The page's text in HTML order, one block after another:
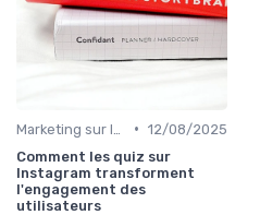
• 12/08/2025
Comment les quiz sur
Instagram transforment
l'engagement des
utilisateurs